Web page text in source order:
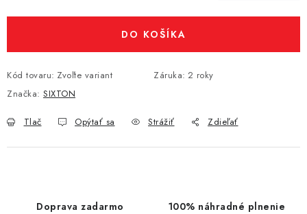
DO KOŠÍKA
Kód tovaru: Zvoľte variant Záruka: 2 roky
Značka: SIXTON
Tlač Opýtať sa Strážiť Zdieľať
Doprava zadarmo 100% náhradné plnenie